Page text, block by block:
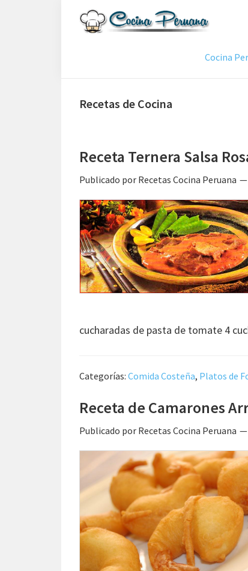
de
Comida
Cocina
Recetas de Cocina
Receta Ternera Salsa
Publicado por Recetas Cocina Peruana
cucharadas de pasta de tomate 4
Categorías: Comida Costeña, Platos de
Receta de Camarones
Publicado por Recetas Cocina Peruana